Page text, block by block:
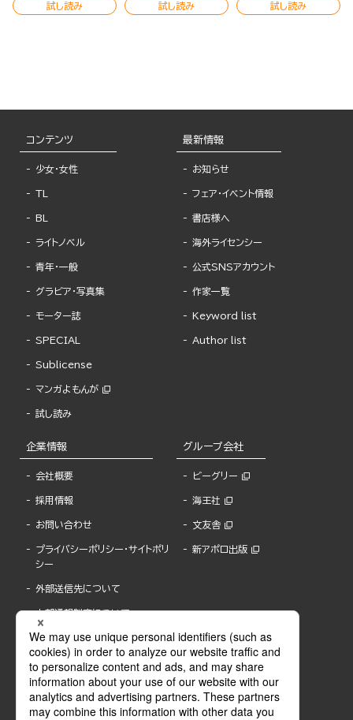
試し読み 試し読み 試し読み
コンテンツ
少女・女性
TL
BL
ライトノベル
青年・一般
グラビア・写真集
モーター誌
SPECIAL
Sublicense
マンガよもんが
試し読み
最新情報
お知らせ
フェア・イベント情報
書店様へ
海外ライセンシー
公式SNSアカウント
作家一覧
Keyword list
Author list
企業情報
会社概要
採用情報
お問い合わせ
プライバシーポリシー・サイトポリ
シー
外部送信先について
内部通報制度について
グループ会社
ビーグリー
海王社
文友舎
新アポロ出版